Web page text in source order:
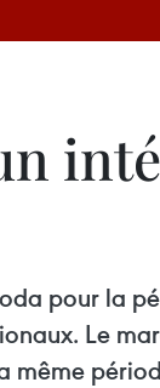
pour la
Le
même